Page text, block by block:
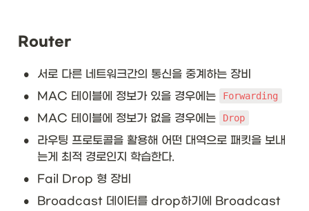
Router
• 서로 다른 네트워크간의 통신을 중계하는 장비
• MAC 테이블에 정보가 있을 경우에는 Forwarding
• MAC 테이블에 정보가 없을 경우에는 Drop
•
라우팅 프로토콜을 활용해 어떤 대역으로 패킷을 보내
는게 최적 경로인지 학습한다.
• Fail Drop 형 장비
•
Broadcast 데이터를 drop하기에 Broadcast